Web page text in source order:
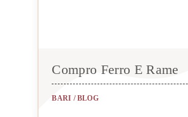
Compro Ferro E Rame
BARI /BLOG